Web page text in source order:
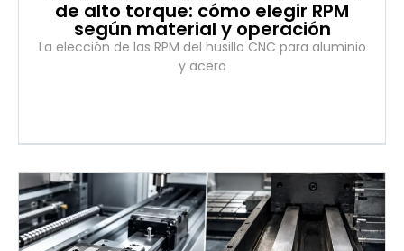
de alto torque: cómo elegir RPM
según material y operación
La elección de las RPM del husillo CNC para aluminio
y acero